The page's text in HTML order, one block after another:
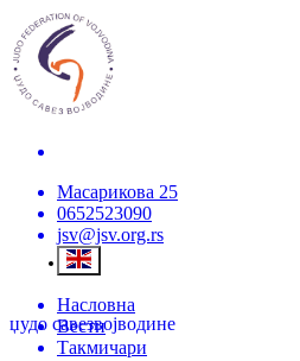
Масарикова 25
0652523090
jsv@jsv.org.rs
џудо савезвојводине
Насловна
Вести
Такмичари